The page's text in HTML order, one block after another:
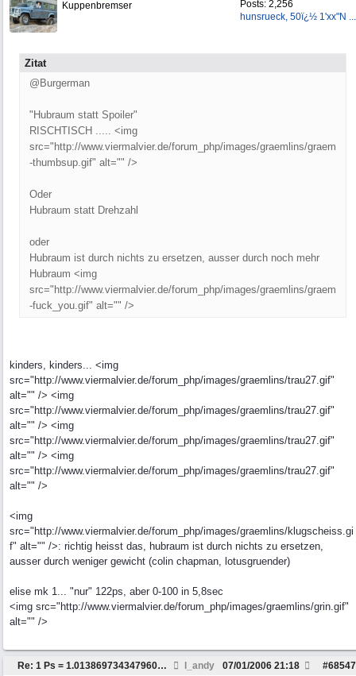
Posts: 2,256
hunsrueck, 50ï¿½ 1'xx"N ...
Kuppenbremser
Zitat
@Burgerman
"Hubraum statt Spoiler"
RISCHTISCH ..... <img
src="http://www.viermalvier.de/forum_php/images/graemlins/graem
-thumbsup.gif" alt="" />
Oder
Hubraum statt Drehzahl
oder
Hubraum ist durch nichts zu ersetzen, ausser durch noch mehr
Hubraum <img
src="http://www.viermalvier.de/forum_php/images/graemlins/graem
-fuck_you.gif" alt="" />
kinders, kinders... <img
src="http://www.viermalvier.de/forum_php/images/graemlins/trau27.gif"
alt="" /> <img
src="http://www.viermalvier.de/forum_php/images/graemlins/trau27.gif"
alt="" /> <img
src="http://www.viermalvier.de/forum_php/images/graemlins/trau27.gif"
alt="" /> <img
src="http://www.viermalvier.de/forum_php/images/graemlins/trau27.gif"
alt="" />
<img
src="http://www.viermalvier.de/forum_php/images/graemlins/klugscheiss.gi
f" alt="" />: richtig heisst das, hubraum ist durch nichts zu ersetzen,
ausser durch weniger gewicht (colin chapman, lotusgruender)
elise mk 1... "nur" 122ps, aber 0-100 in 5,8sec
<img src="http://www.viermalvier.de/forum_php/images/graemlins/grin.gif"
alt="" />
Re: 1 Ps = 1.0138697343479603 HP l_andy #68547
07/01/2006 21:18